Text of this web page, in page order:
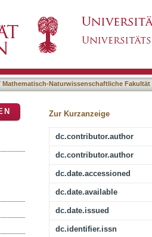
Mathematisch-Naturwissenschaftliche Fakultät
Zur Kurzanzeige
dc.contributor.author
dc.contributor.author
dc.date.accessioned
dc.date.available
dc.date.issued
dc.identifier.issn